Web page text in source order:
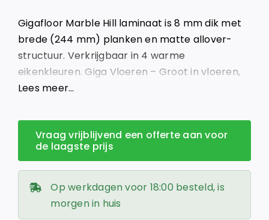
€ 20,95.
€ 17,00.
Gigafloor Marble Hill laminaat is 8 mm dik met
brede (244 mm) planken en matte allover-
structuur. Verkrijgbaar in 4 warme
eikenkleuren. Giga Vloeren – Groot in vloeren,
klein in prijs.
Lees meer…
Vraag vrijblijvend een offerte aan voor
de laagste prijs
Op werkdagen voor 18:00 besteld, is
morgen in huis